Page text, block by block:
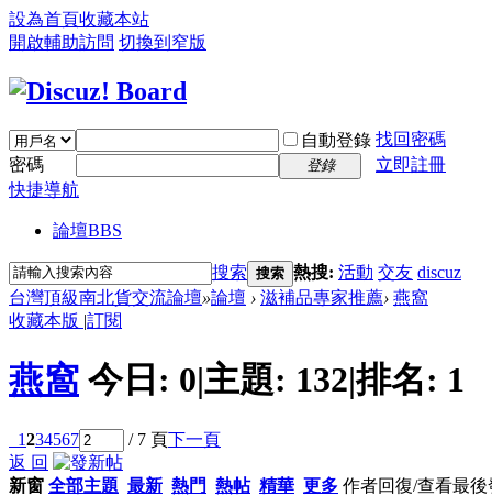
設為首頁收藏本站
開啟輔助訪問 切換到窄版
自動登錄 找回密碼
密碼
登錄
立即註冊
快捷導航
論壇BBS
搜索 搜索 熱搜: 活動 交友 discuz
台灣頂級南北貨交流論壇»論壇 › 滋補品專家推薦› 燕窩
收藏本版 |訂閱
燕窩 今日: 0|主題: 132|排名: 1
1234567 / 7 頁下一頁
返 回
新窗 全部主題 最新 熱門 熱帖 精華 更多 作者回復/查看最後